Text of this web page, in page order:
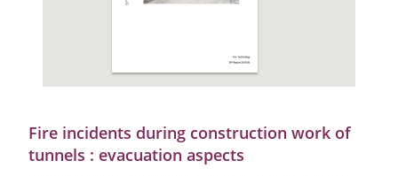
Fire incidents during construction work of
tunnels : evacuation aspects